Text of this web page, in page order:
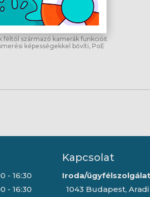
Port
UP-AI-PORT
féltől származó kamerák funkcióit
képességekkel bővíti, PoE
- 16:30
- 16:30
Kapcsolat
Iroda/
1043 Budapest,